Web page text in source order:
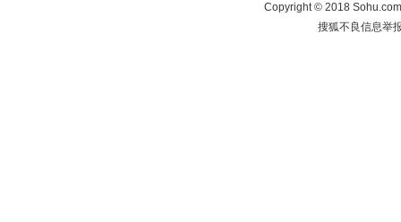
Copyright©2018
搜狐不良信息举